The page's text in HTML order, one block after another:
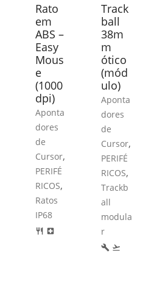
Rato
em
ABS –
Easy
Mous
e
(1000
dpi)
Aponta
dores
de
Cursor,
PERIFÉ
RICOS,
Ratos
IP68
restaurant local_hospital
Track
ball
38m
m
ótico
(mód
ulo)
Aponta
dores
de
Cursor,
PERIFÉ
RICOS,
Trackb
all
modula
r
build flight_takeoff